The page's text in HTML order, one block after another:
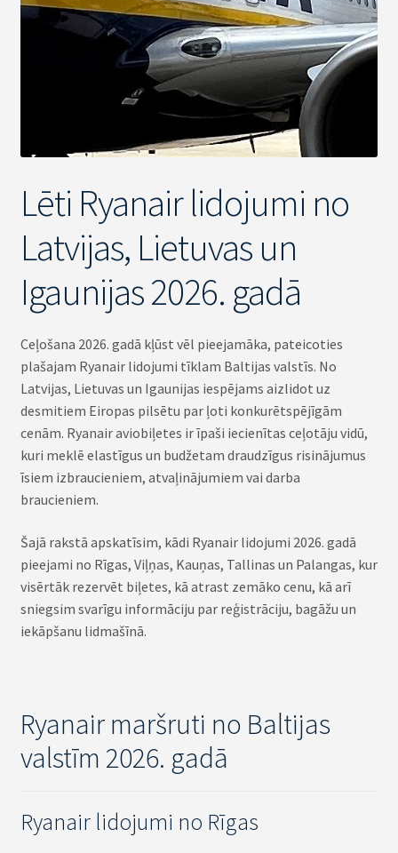
Lēti Ryanair lidojumi no
Latvijas, Lietuvas un
Igaunijas 2026. gadā
Ceļošana 2026. gadā kļūst vēl pieejamāka, pateicoties
plašajam Ryanair lidojumi tīklam Baltijas valstīs. No
Latvijas, Lietuvas un Igaunijas iespējams aizlidot uz
desmitiem Eiropas pilsētu par ļoti konkurētspējīgām
cenām. Ryanair aviobiļetes ir īpaši iecienītas ceļotāju vidū,
kuri meklē elastīgus un budžetam draudzīgus risinājumus
īsiem izbraucieniem, atvaļinājumiem vai darba
braucieniem.
Šajā rakstā apskatīsim, kādi Ryanair lidojumi 2026. gadā
pieejami no Rīgas, Viļņas, Kauņas, Tallinas un Palangas, kur
visērtāk rezervēt biļetes, kā atrast zemāko cenu, kā arī
sniegsim svarīgu informāciju par reģistrāciju, bagāžu un
iekāpšanu lidmašīnā.
Ryanair maršruti no Baltijas
valstīm 2026. gadā
Ryanair lidojumi no Rīgas